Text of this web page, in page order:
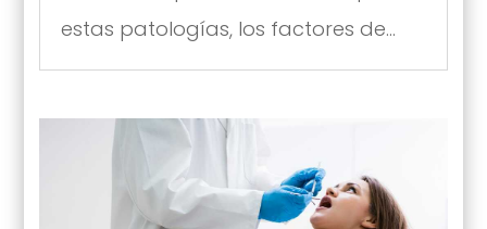
estas patologías, los factores de...